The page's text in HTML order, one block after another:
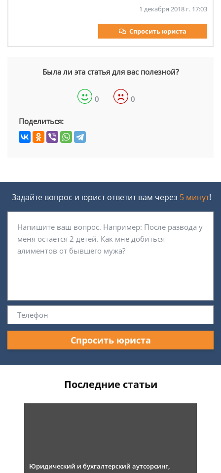
1 декабря 2018 г. 17:03
Спросить юриста
Была ли эта статья для вас полезной?
0 0
Поделиться:
Задайте вопрос и юрист ответит вам через 5 минут!
Спросить юриста
Последние статьи
Юридический и бухгалтерский аутсорсинг,